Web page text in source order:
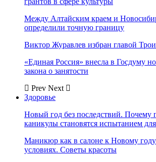
Между Алтайским краем и
определили точную границу
Виктор Журавлев избран главой
«Единая Россия» внесла в Госдуму
закона о занятости
Prev Next
Здоровье
Новый год без последствий. Почему
каникулы становятся испытанием
Маникюр как в салоне к Новому
условиях. Советы красоты